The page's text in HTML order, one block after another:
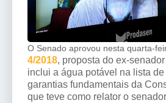
O Senado aprovou nesta quarta-
4/2018, proposta do ex-
inclui a água potável na lista
garantias fundamentais da
que teve como relator o